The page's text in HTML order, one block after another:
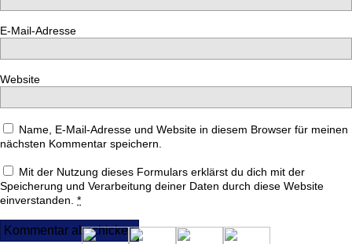
E-Mail-Adresse
Website
Name, E-Mail-Adresse und Website in diesem Browser für meinen
nächsten Kommentar speichern.
Mit der Nutzung dieses Formulars erklärst du dich mit der
Speicherung und Verarbeitung deiner Daten durch diese Website
einverstanden. *